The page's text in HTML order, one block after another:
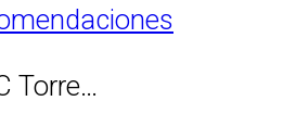
Torre…